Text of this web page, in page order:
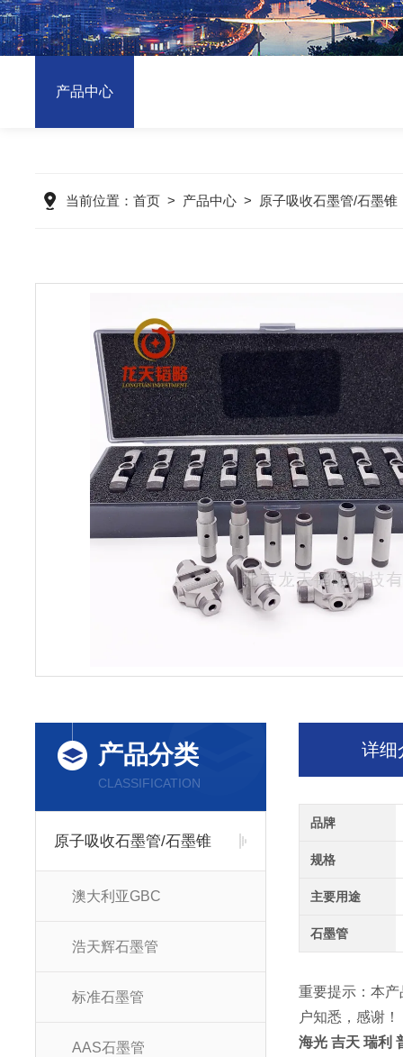
产品中心
当前位置： 首页 > 产品中心 > 原子吸收石墨管/石墨锥
产品分类
CLASSIFICATION
原子吸收石墨管/石墨锥
澳大利亚GBC
浩天辉石墨管
标准石墨管
AAS石墨管
详细
品牌
规格
主要用途
石墨管
重要提示：本
户知悉，感谢！
海光 吉天 瑞利